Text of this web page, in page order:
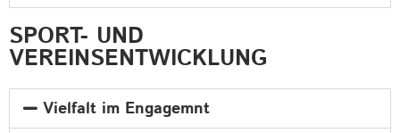
SPORT- UND
VEREINSENTWICKLUNG
Vielfalt im Engagemnt